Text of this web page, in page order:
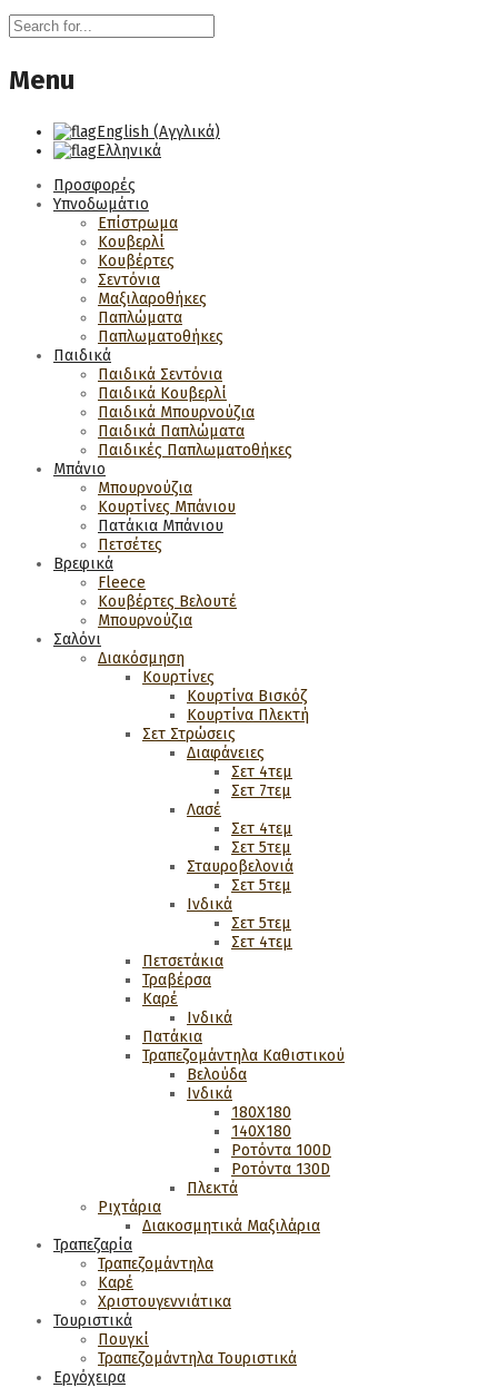
Menu
English (Αγγλικά)
Ελληνικά
Προσφορές
Υπνοδωμάτιο
Επίστρωμα
Κουβερλί
Κουβέρτες
Σεντόνια
Μαξιλαροθήκες
Παπλώματα
Παπλωματοθήκες
Παιδικά
Παιδικά Σεντόνια
Παιδικά Κουβερλί
Παιδικά Μπουρνούζια
Παιδικά Παπλώματα
Παιδικές Παπλωματοθήκες
Μπάνιο
Μπουρνούζια
Κουρτίνες Μπάνιου
Πατάκια Μπάνιου
Πετσέτες
Βρεφικά
Fleece
Κουβέρτες Βελουτέ
Μπουρνούζια
Σαλόνι
Διακόσμηση
Κουρτίνες
Κουρτίνα Βισκόζ
Κουρτίνα Πλεκτή
Σετ Στρώσεις
Διαφάνειες
Σετ 4τεμ
Σετ 7τεμ
Λασέ
Σετ 4τεμ
Σετ 5τεμ
Σταυροβελονιά
Σετ 5τεμ
Ινδικά
Σετ 5τεμ
Σετ 4τεμ
Πετσετάκια
Τραβέρσα
Καρέ
Ινδικά
Πατάκια
Τραπεζομάντηλα Καθιστικού
Βελούδα
Ινδικά
180Χ180
140Χ180
Ροτόντα 100D
Ροτόντα 130D
Πλεκτά
Ριχτάρια
Διακοσμητικά Μαξιλάρια
Τραπεζαρία
Τραπεζομάντηλα
Καρέ
Χριστουγεννιάτικα
Τουριστικά
Πουγκί
Τραπεζομάντηλα Τουριστικά
Εργόχειρα